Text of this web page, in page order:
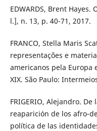
EDWARDS, Brent
l.], n. 13, p. 40-71, 2017.
FRANCO, Stella Maris
representações e
americanos pela Europa
XIX. São Paulo:
FRIGERIO, Alejandro.
reaparición de los afro-
política de las